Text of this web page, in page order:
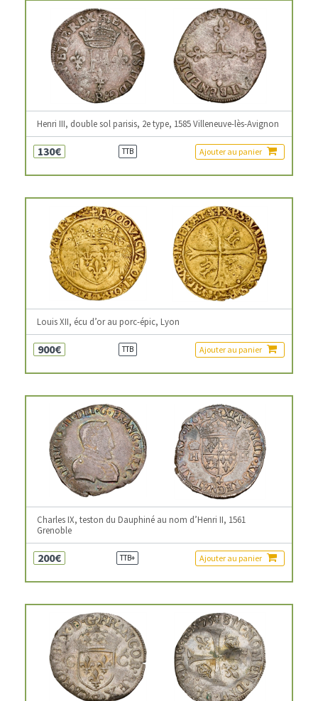
Henri III, double sol parisis, 2e type, 1585 Villeneuve-lès-Avignon
130€ TTB Ajouter au panier
Louis XII, écu d’or au porc-épic, Lyon
900€ TTB Ajouter au panier
Charles IX, teston du Dauphiné au nom d’Henri II, 1561
Grenoble
200€ TTB+ Ajouter au panier